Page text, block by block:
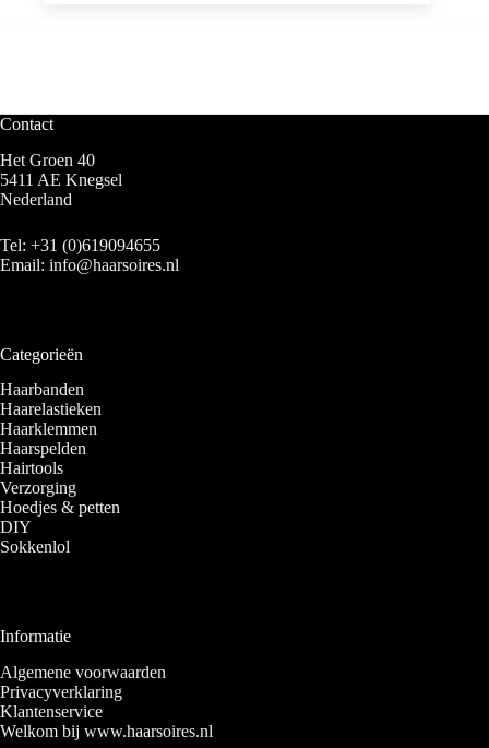
Contact
Het Groen 40
5411 AE Knegsel
Nederland
Tel: +31 (0)619094655
Email: info@haarsoires.nl
Categorieën
Haarbanden
Haarelastieken
Haarklemmen
Haarspelden
Hairtools
Verzorging
Hoedjes & petten
DIY
Sokkenlol
Informatie
Algemene voorwaarden
Privacyverklaring
Klantenservice
Welkom bij www.haarsoires.nl